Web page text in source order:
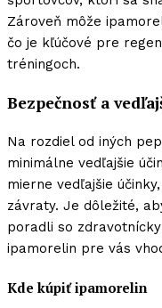
Zároveň môže
čo je kľúčové pre
tréningoch.
Bezpečnosť a
Na rozdiel od iných
minimálne vedľajšie
mierne vedľajšie
závraty. Je dôležité,
poradli so
ipamorelin pre vás
Kde kúpiť ipamorelin